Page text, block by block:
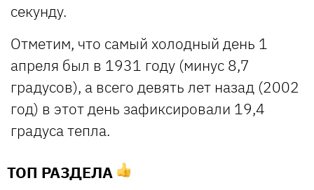
секунду.
Отметим, что самый холодный день 1
апреля был в 1931 году (минус 8,7
градусов), а всего девять лет назад (2002
год) в этот день зафиксировали 19,4
градуса тепла.
ТОП РАЗДЕЛА